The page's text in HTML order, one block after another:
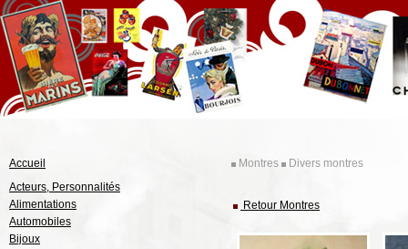
Montres Divers montres
Accueil
Acteurs, Personnalités
Alimentations
Automobiles
Bijoux
Retour Montres